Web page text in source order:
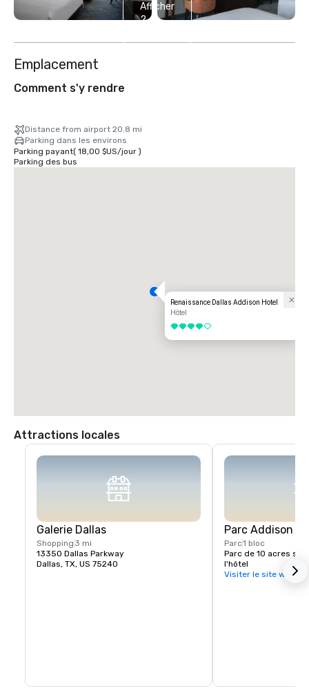
Afficher
2
Emplacement
Comment s'y rendre
Distance from airport 20.8 mi
Parking dans les environs
Parking payant( 18,00 $US/jour)
Parking des bus
Renaissance Dallas Addison Hotel
Hôtel
4 sur 5
Attractions locales
Galerie Dallas
Shopping 3 mi
13350 Dallas Parkway
Dallas, TX, US 75240
Parc Addison
Parc1 bloc
Parc de 10 acres
l'hôtel
Visiter le site web